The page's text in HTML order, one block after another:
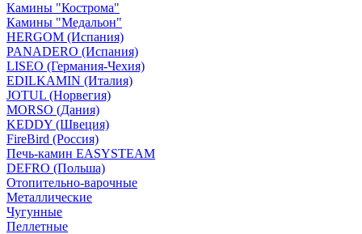
Камины "Кострома"
Камины "Медальон"
HERGOM (Испания)
PANADERO (Испания)
LISEO (Германия-Чехия)
EDILKAMIN (Италия)
JOTUL (Норвегия)
MORSO (Дания)
KEDDY (Швеция)
FireBird (Россия)
Печь-камин EASYSTEAM
DEFRO (Польша)
Отопительно-варочные
Металлические
Чугунные
Пеллетные